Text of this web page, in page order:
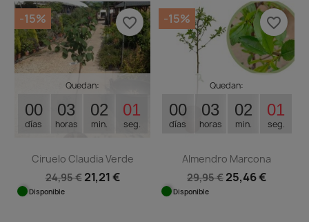
Quedan:
00
días
03
horas
02
min.
00
seg.
Ciruelo Claudia Verde
24,95 € 21,21 €
Disponible
-15% favorite_border
Quedan:
00
días
03
horas
02
min.
00
seg.
Almendro Marcona
29,95 € 25,46 €
Disponible
-15% favorite_border